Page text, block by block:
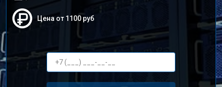
Цена от 1100 руб